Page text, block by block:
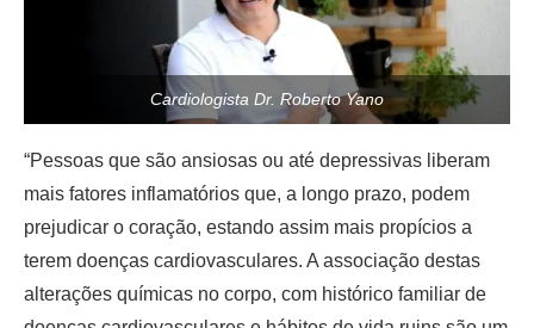
Cardiologista Dr. Roberto Yano
“Pessoas que são ansiosas ou até depressivas liberam
mais fatores inflamatórios que, a longo prazo, podem
prejudicar o coração, estando assim mais propícios a
terem doenças cardiovasculares. A associação destas
alterações químicas no corpo, com histórico familiar de